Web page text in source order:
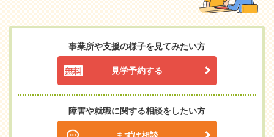
事業所や支援の様子を見てみたい方
見学予約する
障害や就職に関する相談をしたい方
まずは相談